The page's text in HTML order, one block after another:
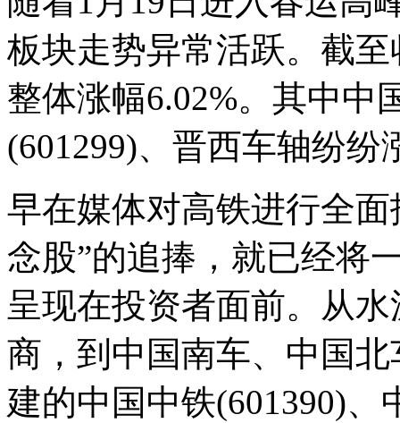
板块走势异常活跃。截
整体涨幅6.02%。其中中
(601299)、晋西车轴纷纷
早在媒体对高铁进行全
念股”的追捧，就已经将
呈现在投资者面前。从
商，到中国南车、中国
建的中国中铁(601390)、